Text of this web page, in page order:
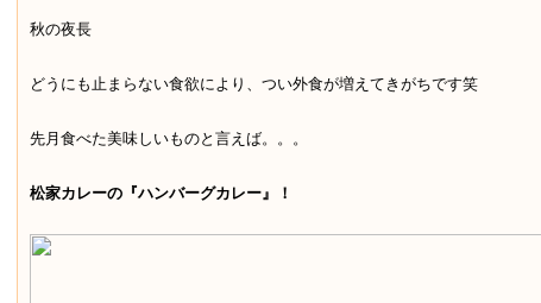
秋の夜長
どうにも止まらない食欲により、つい外食が増えてきがちです笑
先月食べた美味しいものと言えば。。。
松家カレーの『ハンバーグカレー』！